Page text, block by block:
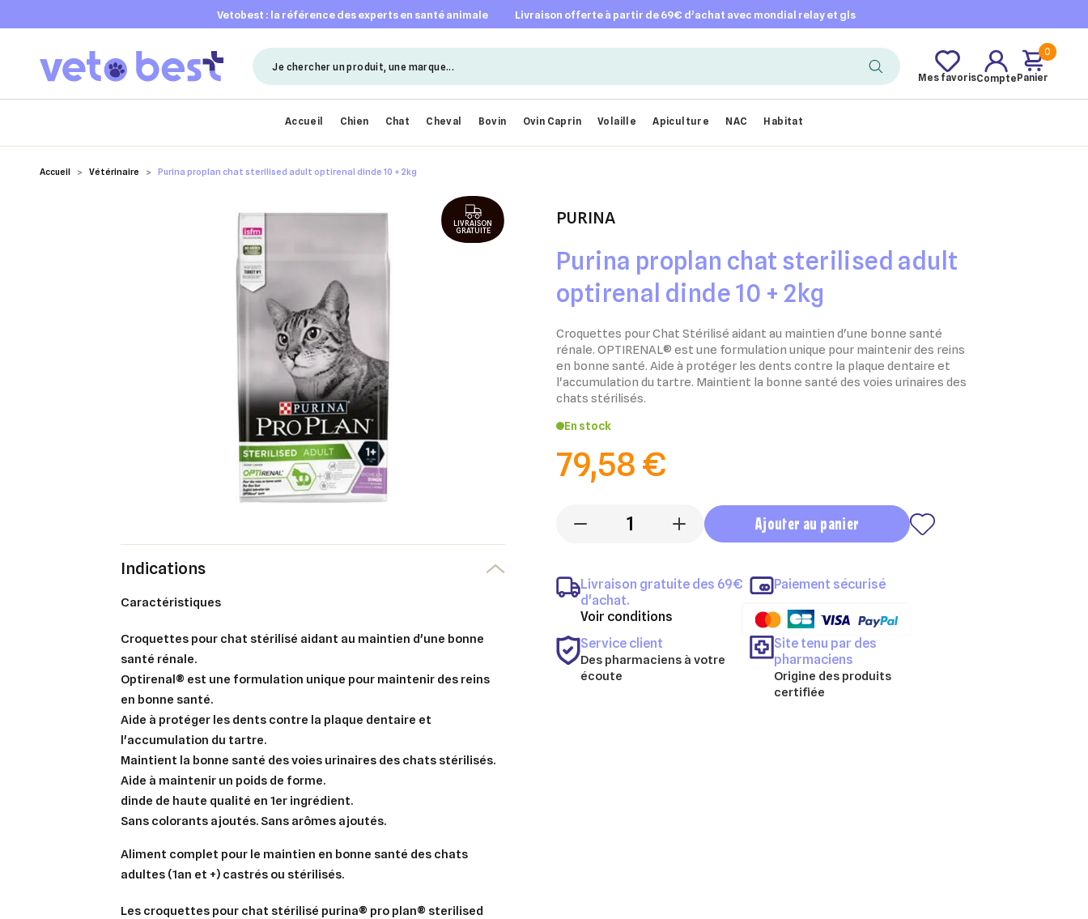
vetobest : la référence des experts en santé animale livraison offerte à partir de 69€ d’achat avec mondial relay et gls
Mes favorisCompte
0
Panier
Accueil Chien Chat Cheval Bovin Ovin Caprin Volaille Apiculture NAC Habitat
Accueil Vétérinaire Purina proplan chat sterilised adult optirenal dinde 10 + 2kg
PURINA
Purina proplan chat sterilised adult
optirenal dinde 10 + 2kg
Croquettes pour Chat Stérilisé aidant au maintien d'une bonne santé
rénale. OPTIRENAL® est une formulation unique pour maintenir des reins
en bonne santé. Aide à protéger les dents contre la plaque dentaire et
l'accumulation du tartre. Maintient la bonne santé des voies urinaires des
chats stérilisés.
En stock
79,58 €
- + Ajouter au panier
Livraison gratuite des 69€
d'achat.
Voir conditions
Paiement sécurisé
Service client
Des pharmaciens à votre
écoute
Site tenu par des
pharmaciens
Origine des produits
certifiée
LIVRAISON
GRATUITE
Indications
Caractéristiques
Croquettes pour chat stérilisé aidant au maintien d'une bonne
santé rénale.
Optirenal® est une formulation unique pour maintenir des reins
en bonne santé.
Aide à protéger les dents contre la plaque dentaire et
l'accumulation du tartre.
Maintient la bonne santé des voies urinaires des chats stérilisés.
Aide à maintenir un poids de forme.
​dinde de haute qualité en 1er ingrédient.
Sans colorants ajoutés. Sans arômes ajoutés.
Aliment complet pour le maintien en bonne santé des chats
adultes (1an et +) castrés ou stérilisés.
Les croquettes pour chat stérilisé purina® pro plan® sterilised